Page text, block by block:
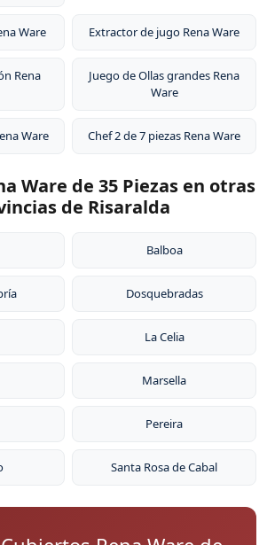
Ware Extractor de jugo Rena Ware
Rena
Juego de Ollas grandes Rena
Ware
Ware Chef 2 de 7 piezas Rena Ware
Ware de 35 Piezas en otras
de Risaralda
Balboa
Dosquebradas
La Celia
Marsella
Pereira
Santa Rosa de Cabal